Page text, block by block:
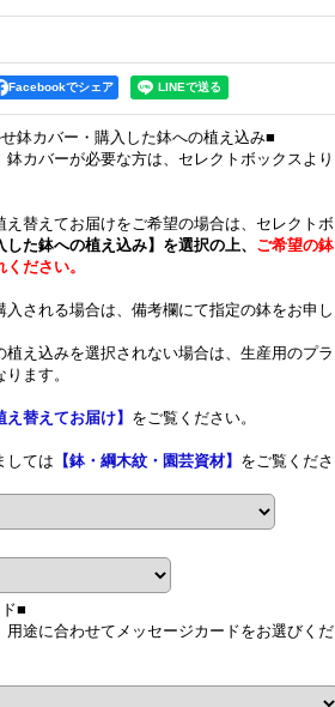
Facebookでシェア
鉢カバー・購入した鉢への植え込み■
鉢カバーが必要な方は、セレクトボックスより
え替えてお届けをご希望の場合は、セレクトボ
した鉢への植え込み】を選択の上、 ご希望の鉢
ださい。
される場合は、備考欄にて指定の鉢をお申し
え込みを選択されない場合は、生産用のプラ
ます。
え替えてお届け】 をご覧ください。
しては 【鉢・綱木紋・園芸資材】 をご覧くださ
■
用途に合わせてメッセージカードをお選びくだ